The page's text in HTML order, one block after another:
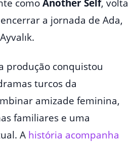
comoAnother Self, volta
a jornada de Ada,
produção conquistou
turcos da
amizade feminina,
familiares e uma
A história acompanha